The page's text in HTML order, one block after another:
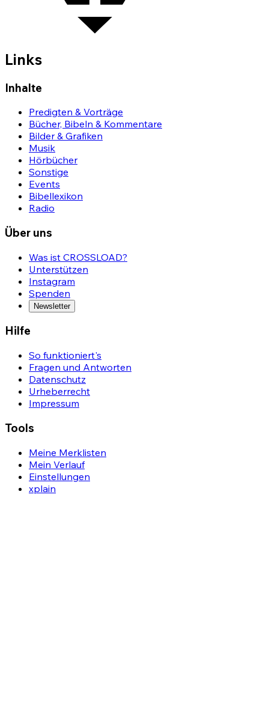
Links
Inhalte
Predigten & Vorträge
Bücher, Bibeln & Kommentare
Bilder & Grafiken
Musik
Hörbücher
Sonstige
Events
Bibellexikon
Radio
Über uns
Was ist CROSSLOAD?
Unterstützen
Instagram
Spenden
Newsletter
Hilfe
So funktioniert's
Fragen und Antworten
Datenschutz
Urheberrecht
Impressum
Tools
Meine Merklisten
Mein Verlauf
Einstellungen
xplain